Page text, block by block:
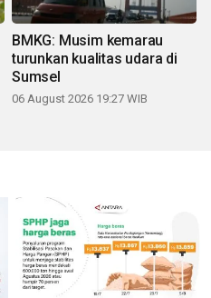
BMKG: Musim kemarau
turunkan kualitas udara di
Sumsel
06 August 2026 19:27 WIB